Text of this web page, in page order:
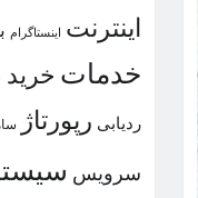
اینترنت اینستاگرام
خدمات خرید
ردیابی رپورتاژ
سرویس